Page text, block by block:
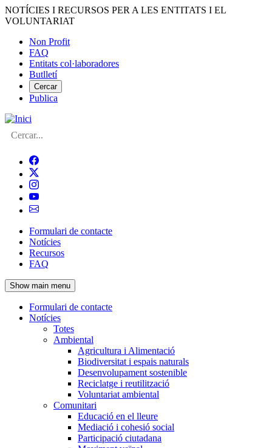
Vés
al
NOTÍCIES I RECURSOS PER A LES ENTITATS I EL
VOLUNTARIAT
Menú
del
compte
d'usuari
Non Profit
FAQ
Entitats col·laboradores
Butlletí
Cercar
Publica
Cerca
Navegació
principal
de
l'encapçalament
Formulari de contacte
Notícies
Recursos
FAQ
Show main menu
Navegació
principal
Formulari de contacte
Notícies
Totes
Ambiental
Agricultura i Alimentació
Biodiversitat i espais naturals
Desenvolupament sostenible
Reciclatge i reutilització
Voluntariat ambiental
Comunitari
Educació en el lleure
Mediació i cohesió social
Participació ciutadana